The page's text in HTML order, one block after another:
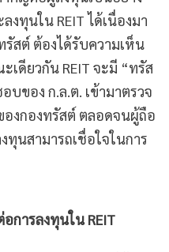
งทุนใน REIT ได้เนื่องมา
สต์ ต้องได้รับความเห็น
เดียวกัน REIT จะมี “ทรัส
บของ ก.ล.ต. เข้ามาตรวจ
งกองทรัสต์ ตลอดจนผู้ถือ
นสามารถเชื่อใจในการ
อการลงทุนในREIT